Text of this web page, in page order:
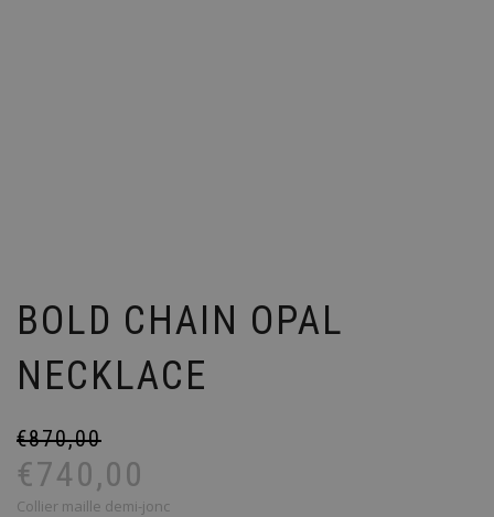
BOLD CHAIN OPAL
NECKLACE
€870,00
€740,00
Collier maille demi-jonc